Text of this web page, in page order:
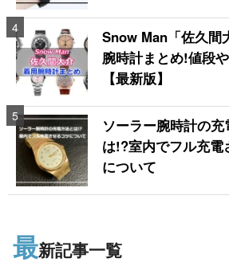
4
Snow Man「佐久間
腕時計まとめ!値段
【最新版】
5
ソーラー腕時計の充
は!?室内でフル充電
について
最新記事一覧